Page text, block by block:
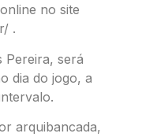
no site
.
Pereira, será
dia do jogo, a
arquibancada,